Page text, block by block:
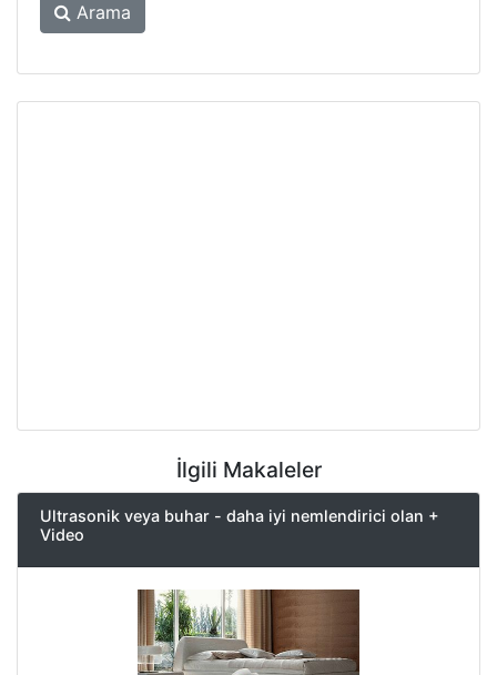
Arama
İlgili Makaleler
Ultrasonik veya buhar - daha iyi nemlendirici olan +
Video